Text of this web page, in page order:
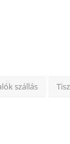
szállás